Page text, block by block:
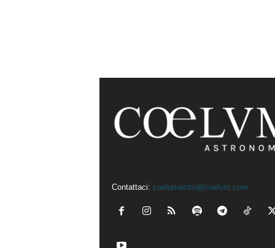
Contattaci: coelumastro@coelum.com